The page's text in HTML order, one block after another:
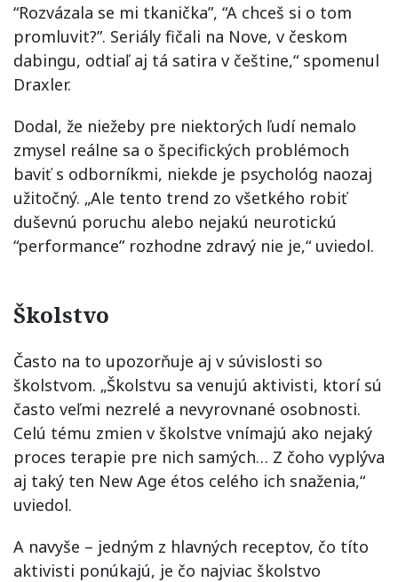
“Rozvázala se mi tkanička”, “A chceš si o tom
promluvit?”. Seriály fičali na Nove, v českom
dabingu, odtiaľ aj tá satira v češtine,“ spomenul
Draxler.
Dodal, že niežeby pre niektorých ľudí nemalo
zmysel reálne sa o špecifických problémoch
baviť s odborníkmi, niekde je psychológ naozaj
užitočný. „Ale tento trend zo všetkého robiť
duševnú poruchu alebo nejakú neurotickú
“performance” rozhodne zdravý nie je,“ uviedol.
Školstvo
Často na to upozorňuje aj v súvislosti so
školstvom. „Školstvu sa venujú aktivisti, ktorí sú
často veľmi nezrelé a nevyrovnané osobnosti.
Celú tému zmien v školstve vnímajú ako nejaký
proces terapie pre nich samých… Z čoho vyplýva
aj taký ten New Age étos celého ich snaženia,“
uviedol.
A navyše – jedným z hlavných receptov, čo títo
aktivisti ponúkajú, je čo najviac školstvo